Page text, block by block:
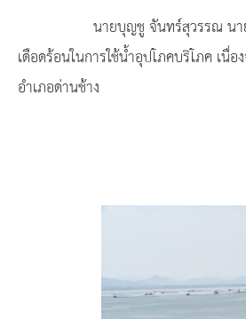
ยุทธศาสตร์การพัฒนา
ประวัตินายก
ข่าวประชาสัมพันธ์
นายบุญชู จันทร์สุวรรณ นายกองค์
เดือดร้อนในการใช้น้ำอุปโภคบริโภค เ
อำเภอด่านช้าง